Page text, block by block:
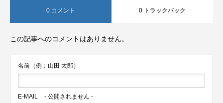
0 コメント 0 トラックバック
この記事へのコメントはありません。
名前（例：山田 太郎）
E-MAIL - 公開されません -